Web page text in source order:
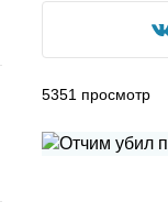
5351 просмотр